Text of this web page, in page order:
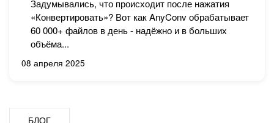
Задумывались, что происходит после нажатия
«Конвертировать»? Вот как AnyConv обрабатывает
60 000+ файлов в день - надёжно и в больших
объёма...
08 апреля 2025
БЛОГ